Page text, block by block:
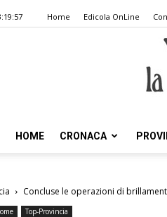
Home Edicola OnLine
HOME CRONACA
Concluse le operazioni di
Top-Provincia